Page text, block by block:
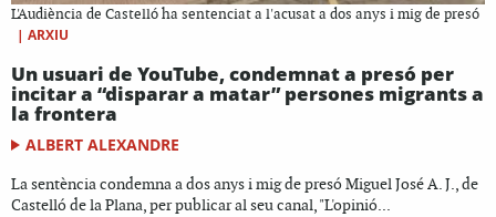
L'Audiència de Castelló ha sentenciat a l'acusat a dos anys i mig de presó
| ARXIU
Un usuari de YouTube, condemnat a presó per
incitar a “disparar a matar” persones migrants a
la frontera
ALBERT ALEXANDRE
La sentència condemna a dos anys i mig de presó Miguel José A. J., de
Castelló de la Plana, per publicar al seu canal, "L'opinió...